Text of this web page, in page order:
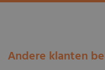
Andere klanten